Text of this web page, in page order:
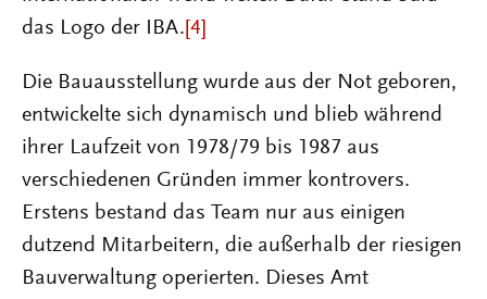
das Logo der IBA. [4]
Die Bauausstellung wurde aus der Not geboren,
entwickelte sich dynamisch und blieb während
ihrer Laufzeit von 1978/79 bis 1987 aus
verschiedenen Gründen immer kontrovers.
Erstens bestand das Team nur aus einigen
dutzend Mitarbeitern, die außerhalb der riesigen
Bauverwaltung operierten. Dieses Amt